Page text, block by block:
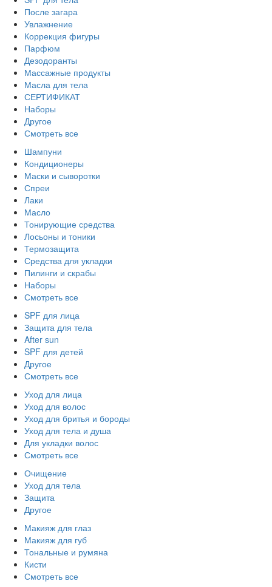
После загара
Увлажнение
Коррекция фигуры
Парфюм
Дезодоранты
Массажные продукты
Масла для тела
СЕРТИФИКАТ
Наборы
Другое
Смотреть все
Шампуни
Кондиционеры
Маски и сыворотки
Спреи
Лаки
Масло
Тонирующие средства
Лосьоны и тоники
Термозащита
Средства для укладки
Пилинги и скрабы
Наборы
Смотреть все
SPF для лица
Защита для тела
After sun
SPF для детей
Другое
Смотреть все
Уход для лица
Уход для волос
Уход для бритья и бороды
Уход для тела и душа
Для укладки волос
Смотреть все
Очищение
Уход для тела
Защита
Другое
Макияж для глаз
Макияж для губ
Тональные и румяна
Кисти
Смотреть все